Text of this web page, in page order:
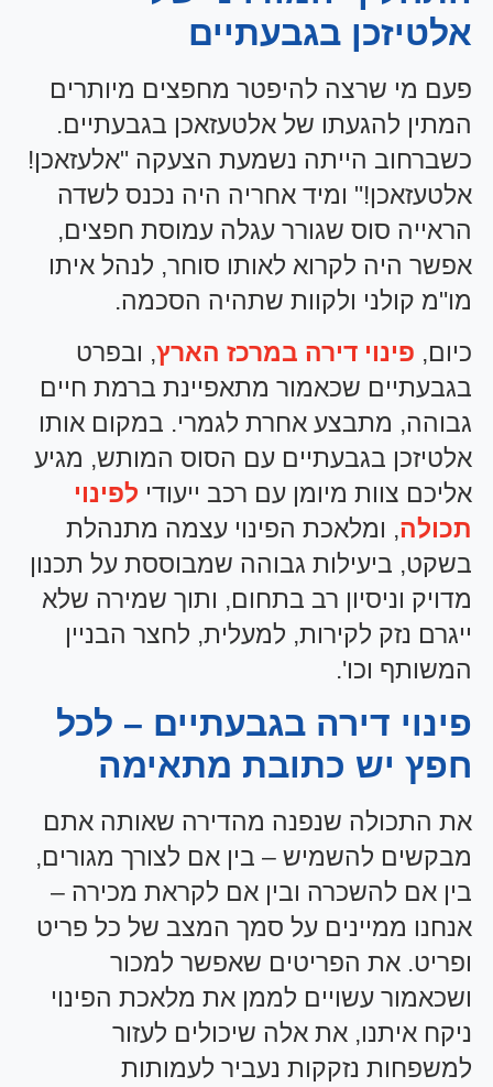
אלטיזכן בגבעתיים
פעם מי שרצה להיפטר מחפצים מיותרים
המתין להגעתו של אלטעזאכן בגבעתיים.
כשברחוב הייתה נשמעת הצעקה "אלעזאכן!
אלטעזאכן!" ומיד אחריה היה נכנס לשדה
הראייה סוס שגורר עגלה עמוסת חפצים,
אפשר היה לקרוא לאותו סוחר, לנהל איתו
מו"מ קולני ולקוות שתהיה הסכמה.
כיום, פינוי דירה במרכז הארץ, ובפרט
בגבעתיים שכאמור מתאפיינת ברמת חיים
גבוהה, מתבצע אחרת לגמרי. במקום אותו
אלטיזכן בגבעתיים עם הסוס המותש, מגיע
אליכם צוות מיומן עם רכב ייעודי לפינוי
תכולה, ומלאכת הפינוי עצמה מתנהלת
בשקט, ביעילות גבוהה שמבוססת על תכנון
מדויק וניסיון רב בתחום, ותוך שמירה שלא
ייגרם נזק לקירות, למעלית, לחצר הבניין
המשותף וכו'.
פינוי דירה בגבעתיים – לכל
חפץ יש כתובת מתאימה
את התכולה שנפנה מהדירה שאותה אתם
מבקשים להשמיש – בין אם לצורך מגורים,
בין אם להשכרה ובין אם לקראת מכירה –
אנחנו ממיינים על סמך המצב של כל פריט
ופריט. את הפריטים שאפשר למכור
ושכאמור עשויים לממן את מלאכת הפינוי
ניקח איתנו, את אלה שיכולים לעזור
למשפחות נזקקות נעביר לעמותות